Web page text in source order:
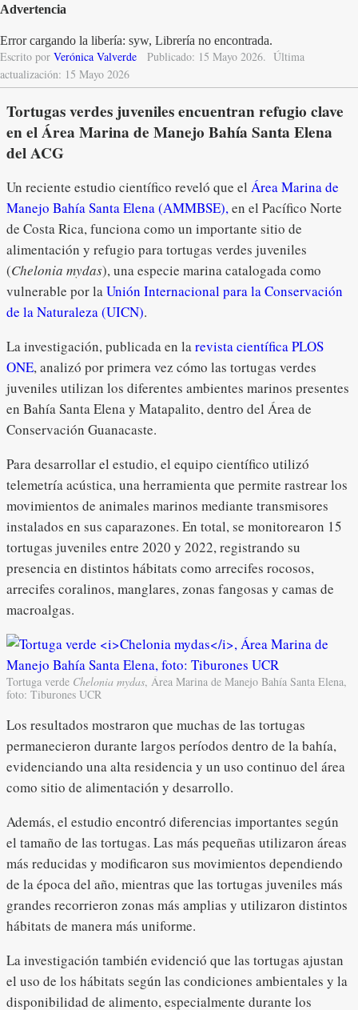
Advertencia
Error cargando la libería: syw, Librería no encontrada.
Escrito por Verónica Valverde Publicado: 15 Mayo 2026. Última
actualización: 15 Mayo 2026
Tortugas verdes juveniles encuentran refugio clave
en el Área Marina de Manejo Bahía Santa Elena
del ACG
Un reciente estudio científico reveló que el Área Marina de
Manejo Bahía Santa Elena (AMMBSE),en el Pacífico Norte
de Costa Rica, funciona como un importante sitio de
alimentación y refugio para tortugas verdes juveniles
(Chelonia mydas), una especie marina catalogada como
vulnerable por laUnión Internacional para la Conservación
de la Naturaleza (UICN).
La investigación, publicada en larevista científica PLOS
ONE, analizó por primera vez cómo las tortugas verdes
juveniles utilizan los diferentes ambientes marinos presentes
en Bahía Santa Elena y Matapalito, dentro del Área de
Conservación Guanacaste.
Para desarrollar el estudio, el equipo científico utilizó
telemetría acústica, una herramienta que permite rastrear los
movimientos de animales marinos mediante transmisores
instalados en sus caparazones. En total, se monitorearon 15
tortugas juveniles entre 2020 y 2022, registrando su
presencia en distintos hábitats como arrecifes rocosos,
arrecifes coralinos, manglares, zonas fangosas y camas de
macroalgas.
Tortuga verde Chelonia mydas, Área Marina de Manejo Bahía Santa Elena,
foto: Tiburones UCR
Los resultados mostraron que muchas de las tortugas
permanecieron durante largos períodos dentro de la bahía,
evidenciando una alta residencia y un uso continuo del área
como sitio de alimentación y desarrollo.
Además, el estudio encontró diferencias importantes según
el tamaño de las tortugas. Las más pequeñas utilizaron áreas
más reducidas y modificaron sus movimientos dependiendo
de la época del año, mientras que las tortugas juveniles más
grandes recorrieron zonas más amplias y utilizaron distintos
hábitats de manera más uniforme.
La investigación también evidenció que las tortugas ajustan
el uso de los hábitats según las condiciones ambientales y la
disponibilidad de alimento, especialmente durante los